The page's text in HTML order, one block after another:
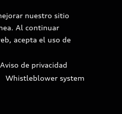
nuestro sitio
Al continuar
acepta el uso de
Aviso de privacidad
Whistleblower system